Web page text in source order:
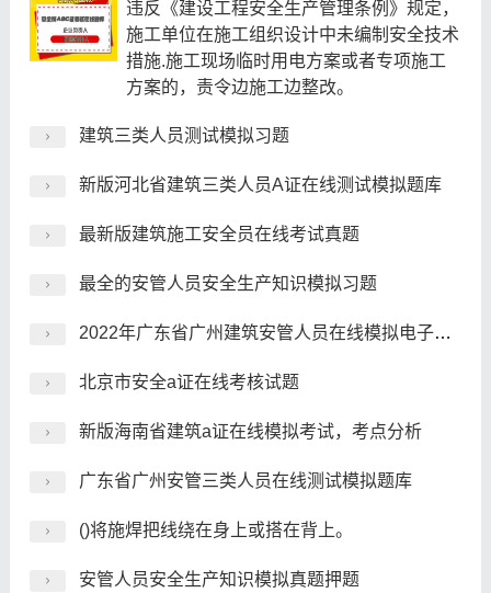
违反《建设工程安全生产管理条例》规定，
施工单位在施工组织设计中未编制安全技术
措施.施工现场临时用电方案或者专项施工
方案的，责令边施工边整改。
建筑三类人员测试模拟习题
新版河北省建筑三类人员A证在线测试模拟题库
最新版建筑施工安全员在线考试真题
最全的安管人员安全生产知识模拟习题
2022年广东省广州建筑安管人员在线模拟电子题库
北京市安全a证在线考核试题
新版海南省建筑a证在线模拟考试，考点分析
广东省广州安管三类人员在线测试模拟题库
()将施焊把线绕在身上或搭在背上。
安管人员安全生产知识模拟真题押题